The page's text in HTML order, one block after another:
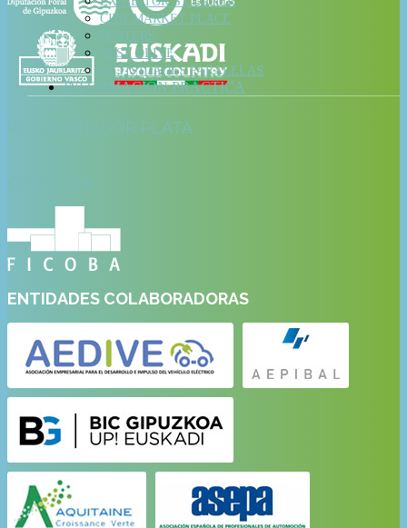
CITY MARKET PLACE
POSTERS
TEST DRIVE
ACTIVIDADES PARALELAS
INFORMACIÓN PRÁCTICA
PATROCINADOR PLATA
ENTIDADES COLABORADORAS